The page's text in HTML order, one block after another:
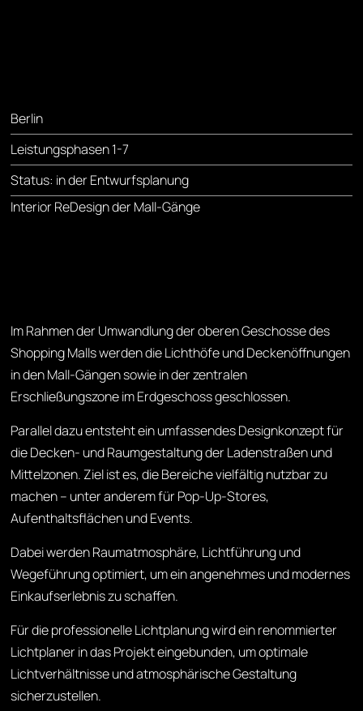
Berlin
Leistungsphasen 1-7
Status: in der Entwurfsplanung
Interior ReDesign der Mall-Gänge
Im Rahmen der Umwandlung der oberen Geschosse des
Shopping Malls werden die Lichthöfe und Deckenöffnungen
in den Mall-Gängen sowie in der zentralen
Erschließungszone im Erdgeschoss geschlossen.
Parallel dazu entsteht ein umfassendes Designkonzept für
die Decken- und Raumgestaltung der Ladenstraßen und
Mittelzonen. Ziel ist es, die Bereiche vielfältig nutzbar zu
machen – unter anderem für Pop-Up-Stores,
Aufenthaltsflächen und Events.
Dabei werden Raumatmosphäre, Lichtführung und
Wegeführung optimiert, um ein angenehmes und modernes
Einkaufserlebnis zu schaffen.
Für die professionelle Lichtplanung wird ein renommierter
Lichtplaner in das Projekt eingebunden, um optimale
Lichtverhältnisse und atmosphärische Gestaltung
sicherzustellen.